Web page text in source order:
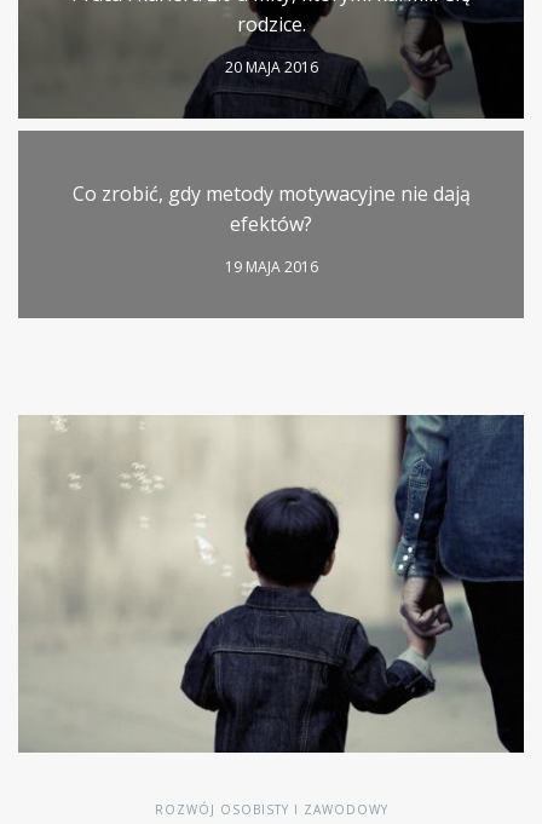
rodzice.
20 MAJA 2016
Co zrobić, gdy metody motywacyjne nie dają
efektów?
19 MAJA 2016
ROZWÓJ OSOBISTY I ZAWODOWY